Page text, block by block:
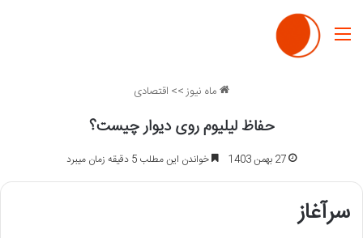
منو
ماه نیوز>> اقتصادی
حفاظ لیلیوم روی دیوار چیست؟
27 بهمن 1403 خواندن این مطلب 5 دقیقه زمان میبرد
سرآغاز